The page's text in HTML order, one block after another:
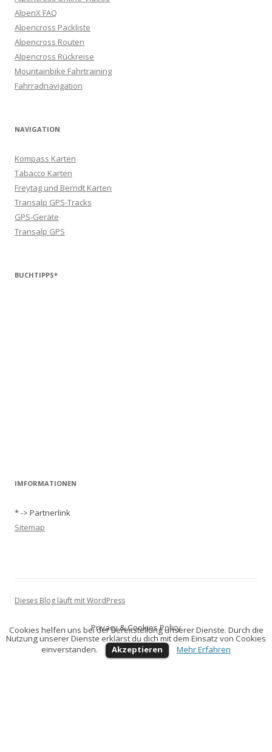
AlpenX FAQ
Alpencross Packliste
Alpencross Routen
Alpencross Rückreise
Mountainbike Fahrtraining
Fahrradnavigation
NAVIGATION
Kompass Karten
Tabacco Karten
Freytag und Berndt Karten
Transalp GPS-Tracks
GPS-Geräte
Transalp GPS
BUCHTIPPS*
IMFORMATIONEN
* -> Partnerlink
Sitemap
Dieses Blog läuft mit WordPress
Cookies helfen uns bei der Bereitstellung unserer Dienste. Durch die
Nutzung unserer Dienste erklärst du dich mit dem Einsatz von Cookies
einverstanden.
Akzeptieren Mehr Erfahren
Privacy & Cookies Policy